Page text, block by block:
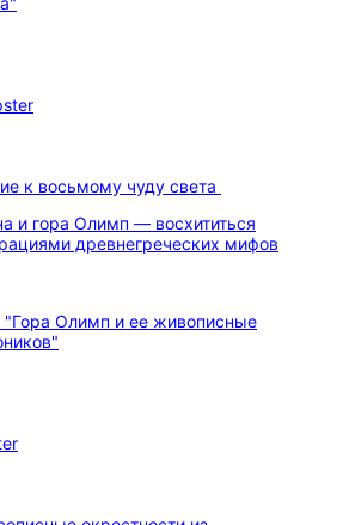
к восьмому чуду света
и гора Олимп — восхититься
древнегреческих мифов